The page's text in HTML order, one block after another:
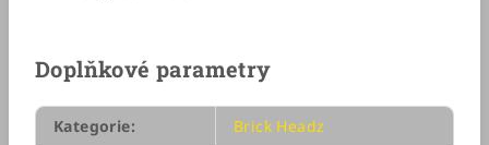
Doplňkové parametry
Kategorie:
Brick Headz